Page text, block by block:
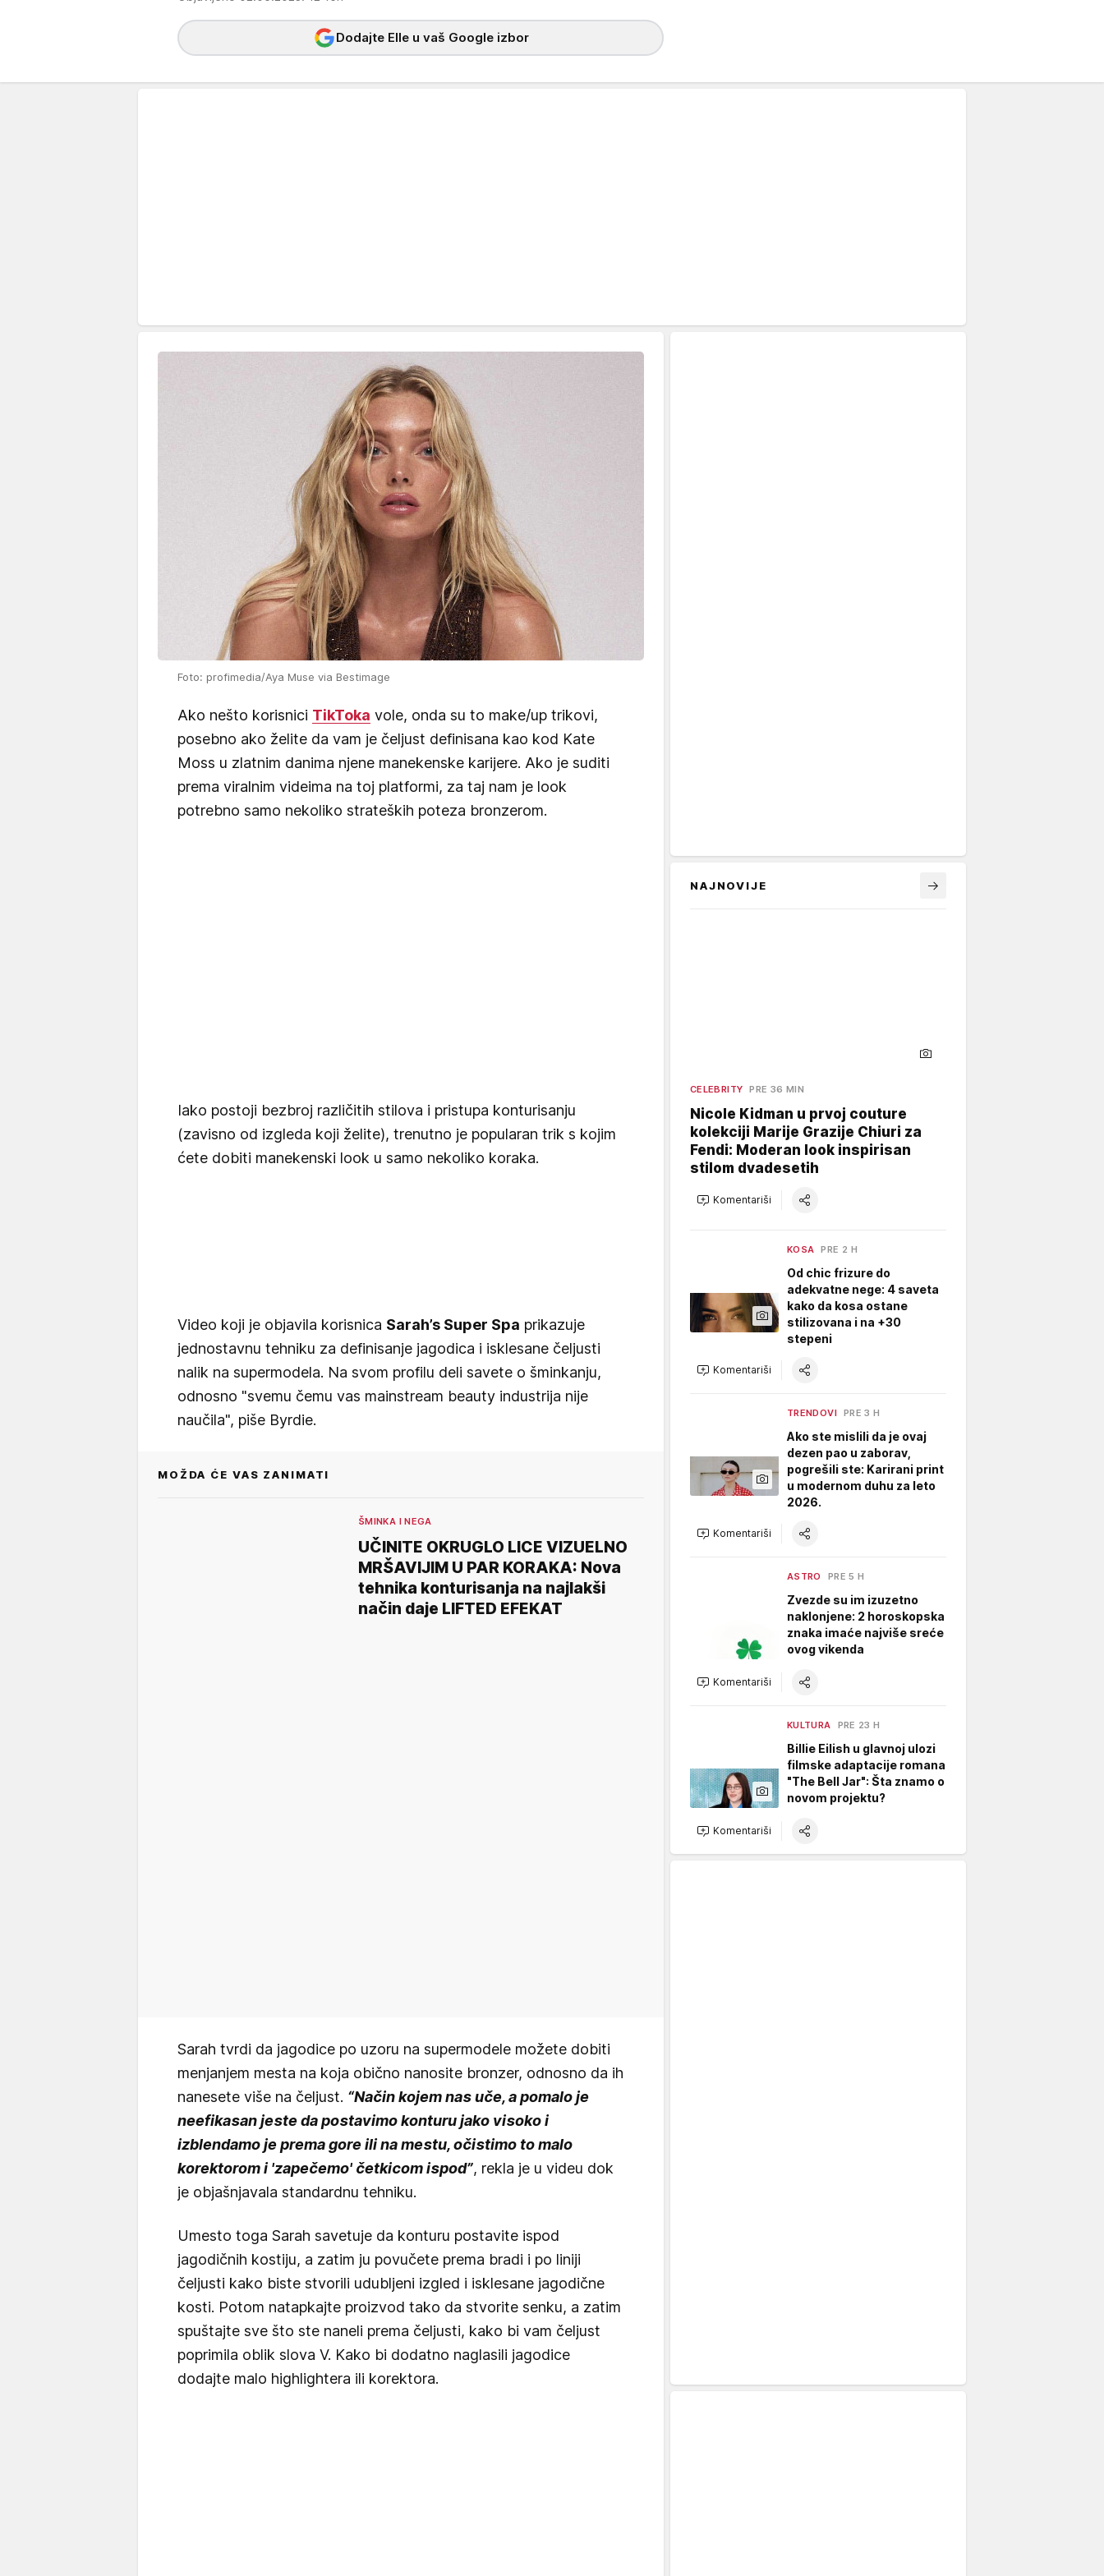
Dodajte Elle u vaš Google izbor
Foto: profimedia/Aya Muse via Bestimage
Ako nešto korisnici TikToka vole, onda su to make/up trikovi,
posebno ako želite da vam je čeljust definisana kao kod Kate
Moss u zlatnim danima njene manekenske karijere. Ako je suditi
prema viralnim videima na toj platformi, za taj nam je look
potrebno samo nekoliko strateških poteza bronzerom.
Iako postoji bezbroj različitih stilova i pristupa konturisanju
(zavisno od izgleda koji želite), trenutno je popularan trik s kojim
ćete dobiti manekenski look u samo nekoliko koraka.
Video koji je objavila korisnica Sarah’s Super Spa prikazuje
jednostavnu tehniku ​​za definisanje jagodica i isklesane čeljusti
nalik na supermodela. Na svom profilu deli savete o šminkanju,
odnosno "svemu čemu vas mainstream beauty industrija nije
naučila", piše Byrdie.
MOŽDA ĆE VAS ZANIMATI
ŠMINKA I NEGA
UČINITE OKRUGLO LICE VIZUELNO
MRŠAVIJIM U PAR KORAKA: Nova
tehnika konturisanja na najlakši
način daje LIFTED EFEKAT
Sarah tvrdi da jagodice po uzoru na supermodele možete dobiti
menjanjem mesta na koja obično nanosite bronzer, odnosno da ih
nanesete više na čeljust. “Način kojem nas uče, a pomalo je
neefikasan jeste da postavimo konturu jako visoko i
izblendamo je prema gore ili na mestu, očistimo to malo
korektorom i 'zapečemo' četkicom ispod”, rekla je u videu dok
je objašnjavala standardnu tehniku.
Umesto toga Sarah savetuje da konturu postavite ispod
jagodičnih kostiju, a zatim ju povučete prema bradi i po liniji
čeljusti kako biste stvorili udubljeni izgled i isklesane jagodične
kosti. Potom natapkajte proizvod tako da stvorite senku, a zatim
spuštajte sve što ste naneli prema čeljusti, kako bi vam čeljust
poprimila oblik slova V. Kako bi dodatno naglasili jagodice
dodajte malo highlightera ili korektora.
NAJNOVIJE
CELEBRITY PRE 36 MIN
Nicole Kidman u prvoj couture
kolekciji Marije Grazije Chiuri za
Fendi: Moderan look inspirisan
stilom dvadesetih
Komentariši
KOSA PRE 2 H
Od chic frizure do
adekvatne nege: 4 saveta
kako da kosa ostane
stilizovana i na +30
stepeni
Komentariši
TRENDOVI PRE 3 H
Ako ste mislili da je ovaj
dezen pao u zaborav,
pogrešili ste: Karirani print
u modernom duhu za leto
2026.
Komentariši
ASTRO PRE 5 H
Zvezde su im izuzetno
naklonjene: 2 horoskopska
znaka imaće najviše sreće
ovog vikenda
Komentariši
KULTURA PRE 23 H
Billie Eilish u glavnoj ulozi
filmske adaptacije romana
"The Bell Jar": Šta znamo o
novom projektu?
Komentariši